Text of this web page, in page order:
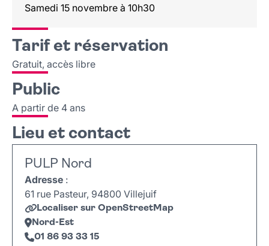
Samedi 15 novembre à 10h30
Tarif et réservation
Gratuit, accès libre
Public
A partir de 4 ans
Lieu et contact
PULP Nord
Adresse :
61 rue Pasteur, 94800 Villejuif
Localiser sur OpenStreetMap
Nord-Est
01 86 93 33 15